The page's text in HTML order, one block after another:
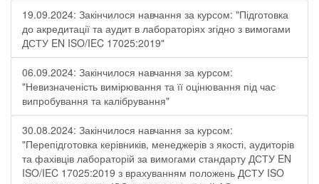
19.09.2024: Закінчилося навчання за курсом: "Підготовка
до акредитації та аудит в лабораторіях згідно з вимогами
ДСТУ EN ISO/IEC 17025:2019"
06.09.2024: Закінчилося навчання за курсом:
"Невизначеність вимірювання та її оцінювання під час
випробування та калібрування"
30.08.2024: Закінчилося навчання за курсом:
"Перепідготовка керівників, менеджерів з якості, аудиторів
та фахівців лабораторій за вимогами стандарту ДСТУ EN
ISO/IEC 17025:2019 з врахуванням положень ДСТУ ISO